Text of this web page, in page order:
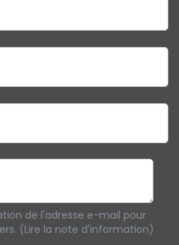
de l'adresse e-mail pour
(Lire la note d'information)